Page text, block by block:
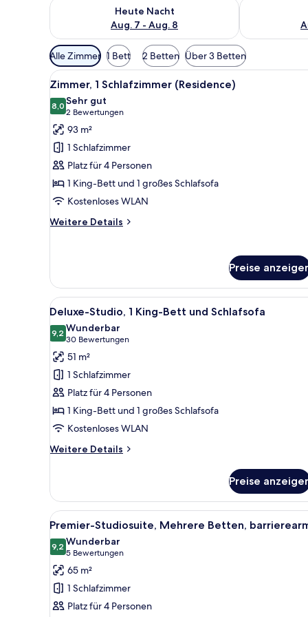
Heute Nacht
Aug. 7 - Aug. 8
Verfügbare
Filter
für
Zimmer
Alle Zimmer 1 Bett 2 Betten Über 3 Betten
Alle
Fotos
für
Zimmer,
Schlafzimmer
(Residence)
anzeigen
Zimmer, 1 Schlafzimmer
6
Zimmer, 1 Schlafzimmer (Residence)
8,08,0 von 10
Sehr gut
2 Bewertungen
(2
Bewertungen)
93 m²
1 Schlafzimmer
Platz für 4 Personen
1 King-Bett und 1 großes Schlafsofa
Kostenloses WLAN
Weitere Details
Weitere
Schlafzimmer
(Residence)
Preise
Alle
Fotos
für
Deluxe-
Studio,
1 King-
Bett
und
Schlafsofa
anzeigen
Deluxe-Studio, 1 King-Bett
8
Deluxe-Studio, 1 King-Bett und Schlafsofa
9,29,2 von 10
Wunderbar
30 Bewertungen
(30
Bewertungen)
51 m²
1 Schlafzimmer
Platz für 4 Personen
1 King-Bett und 1 großes Schlafsofa
Kostenloses WLAN
Weitere Details
Weitere
Studio,
1 King-
Bett
und
Schlafsofa
Preise
Alle
Fotos
für
Premier-
Studiosuite,
Mehrere
Betten,
Ein Hotelzimmer mit zwei
7
Premier-Studiosuite, Mehrere Betten,
9,29,2 von 10
Wunderbar
5 Bewertungen
(5
Bewertungen)
65 m²
1 Schlafzimmer
Platz für 4 Personen